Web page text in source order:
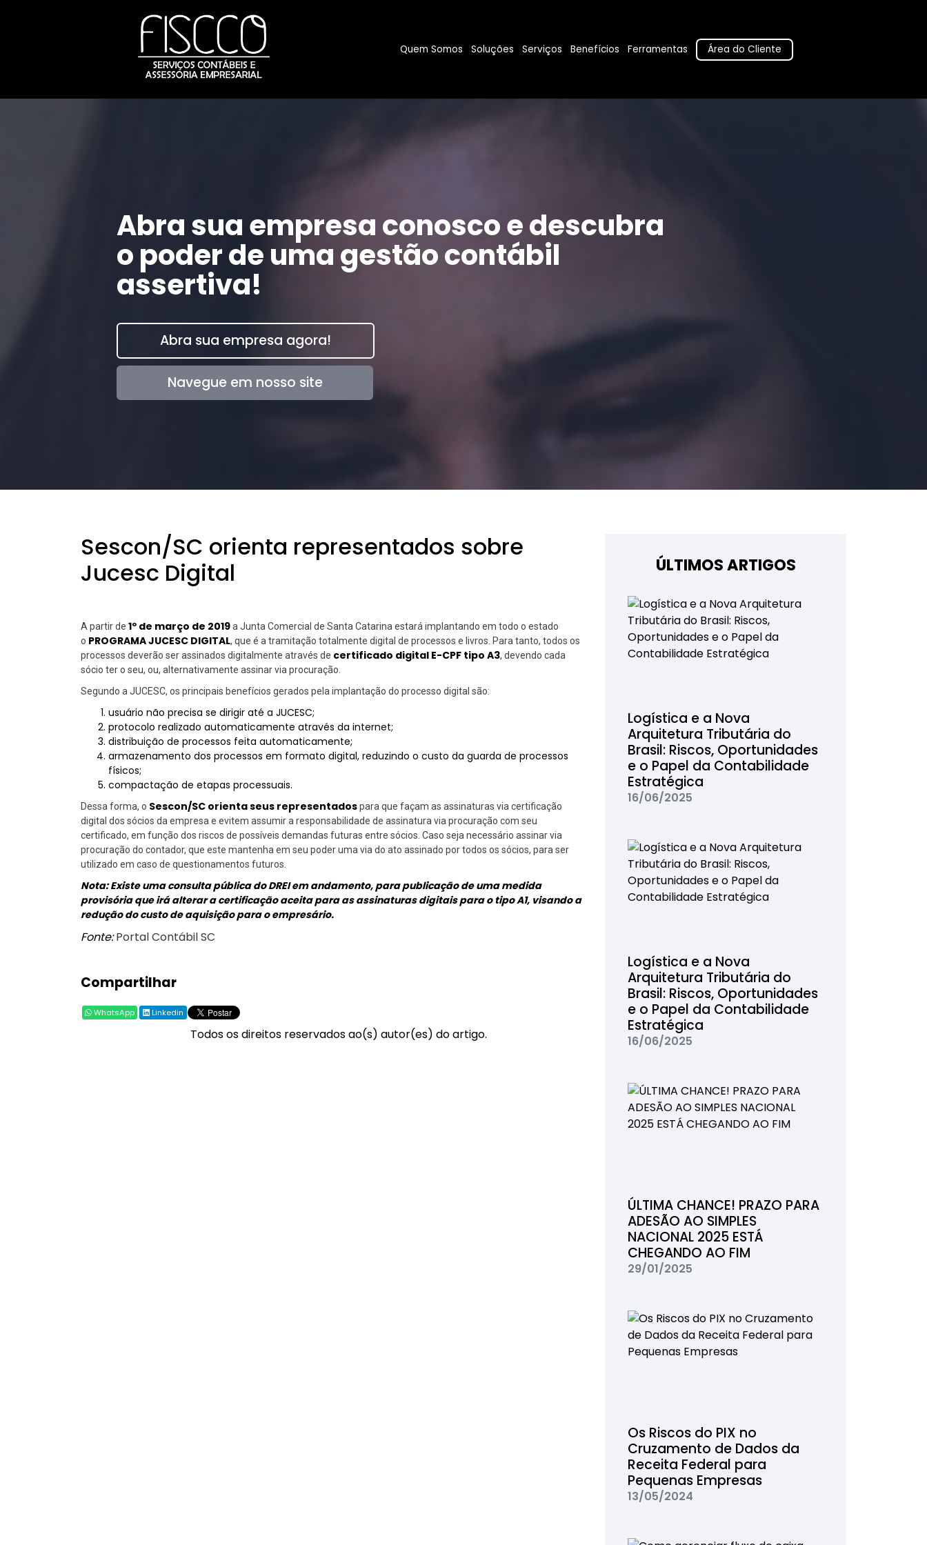
Quem Somos Soluções Serviços Benefícios Ferramentas Área do Cliente
Abra sua empresa conosco e descubra
o poder de uma gestão contábil
assertiva!
Abra sua empresa agora!
Navegue em nosso site
Sescon/SC orienta representados sobre
Jucesc Digital
A partir de 1º de março de 2019a Junta Comercial de Santa Catarina estará implantando em todo o estado
o PROGRAMA JUCESC DIGITAL, que é a tramitação totalmente digital de processos e livros. Para tanto, todos os
processos deverão ser assinados digitalmente através de certificado digital E-CPF tipo A3, devendo cada
sócio ter o seu, ou, alternativamente assinar via procuração.
Segundo a JUCESC, os principais benefícios gerados pela implantação do processo digital são:
usuário não precisa se dirigir até a JUCESC;
protocolo realizado automaticamente através da internet;
distribuição de processos feita automaticamente;
armazenamento dos processos em formato digital, reduzindo o custo da guarda de processos
físicos;
compactação de etapas processuais.
Dessa forma, o Sescon/SC orienta seus representadospara que façam as assinaturas via certificação
digital dos sócios da empresa e evitem assumir a responsabilidade de assinatura via procuração com seu
certificado, em função dos riscos de possíveis demandas futuras entre sócios. Caso seja necessário assinar via
procuração do contador, que este mantenha em seu poder uma via do ato assinado por todos os sócios, para ser
utilizado em caso de questionamentos futuros.
Nota: Existe uma consulta pública do DREI em andamento, para publicação de uma medida
provisória que irá alterar a certificação aceita para as assinaturas digitais para o tipo A1, visando a
redução do custo de aquisição para o empresário.
Fonte: Portal Contábil SC
Compartilhar
WhatsApp Linkedin
Todos os direitos reservados ao(s) autor(es) do artigo.
ÚLTIMOS ARTIGOS
Logística e a Nova
Arquitetura Tributária do
Brasil: Riscos, Oportunidades
e o Papel da Contabilidade
Estratégica
16/06/2025
Logística e a Nova
Arquitetura Tributária do
Brasil: Riscos, Oportunidades
e o Papel da Contabilidade
Estratégica
16/06/2025
ÚLTIMA CHANCE! PRAZO PARA
ADESÃO AO SIMPLES
NACIONAL 2025 ESTÁ
CHEGANDO AO FIM
29/01/2025
Os Riscos do PIX no
Cruzamento de Dados da
Receita Federal para
Pequenas Empresas
13/05/2024